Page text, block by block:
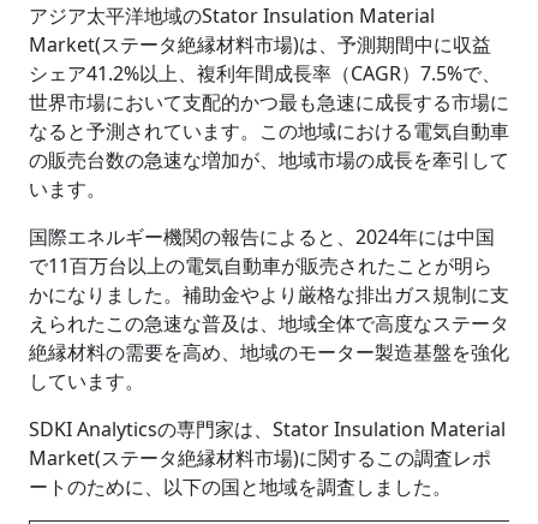
アジア太平洋地域のStator Insulation Material
Market(ステータ絶縁材料市場)は、予測期間中に収益
シェア41.2%以上、複利年間成長率（CAGR）7.5%で、
世界市場において支配的かつ最も急速に成長する市場に
なると予測されています。この地域における電気自動車
の販売台数の急速な増加が、地域市場の成長を牽引して
います。
国際エネルギー機関の報告によると、2024年には中国
で11百万台以上の電気自動車が販売されたことが明ら
かになりました。補助金やより厳格な排出ガス規制に支
えられたこの急速な普及は、地域全体で高度なステータ
絶縁材料の需要を高め、地域のモーター製造基盤を強化
しています。
SDKI Analyticsの専門家は、Stator Insulation Material
Market(ステータ絶縁材料市場)に関するこの調査レポ
ートのために、以下の国と地域を調査しました。